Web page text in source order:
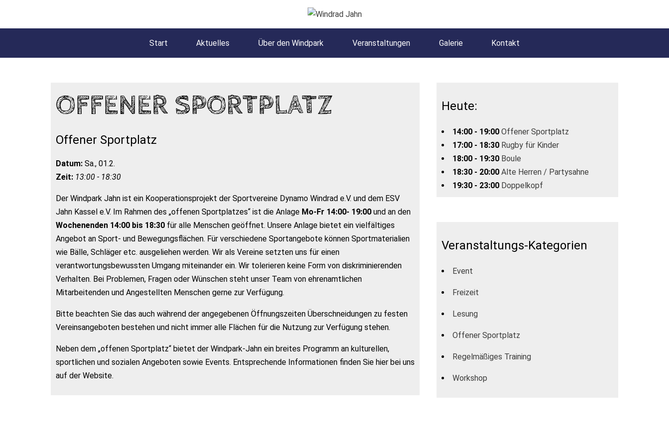
Start Aktuelles Über den Windpark Veranstaltungen Galerie Kontakt
OFFENER SPORTPLATZ
Offener Sportplatz
Datum: Sa., 01.2.
Zeit: 13:00 - 18:30
Der Windpark Jahn ist ein Kooperationsprojekt der Sportvereine Dynamo Windrad e.V. und dem ESV
Jahn Kassel e.V. Im Rahmen des „offenen Sportplatzes“ ist die Anlage Mo-Fr 14:00- 19:00 und an den
Wochenenden 14:00 bis 18:30 für alle Menschen geöffnet. Unsere Anlage bietet ein vielfältiges
Angebot an Sport- und Bewegungsflächen. Für verschiedene Sportangebote können Sportmaterialien
wie Bälle, Schläger etc. ausgeliehen werden. Wir als Vereine setzten uns für einen
verantwortungsbewussten Umgang miteinander ein. Wir tolerieren keine Form von diskriminierenden
Verhalten. Bei Problemen, Fragen oder Wünschen steht unser Team von ehrenamtlichen
Mitarbeitenden und Angestellten Menschen gerne zur Verfügung.
Bitte beachten Sie das auch während der angegebenen Öffnungszeiten Überschneidungen zu festen
Vereinsangeboten bestehen und nicht immer alle Flächen für die Nutzung zur Verfügung stehen.
Neben dem „offenen Sportplatz“ bietet der Windpark-Jahn ein breites Programm an kulturellen,
sportlichen und sozialen Angeboten sowie Events. Entsprechende Informationen finden Sie hier bei uns
auf der Website.
Heute:
14:00 - 19:00 Offener Sportplatz
17:00 - 18:30 Rugby für Kinder
18:00 - 19:30 Boule
18:30 - 20:00 Alte Herren / Partysahne
19:30 - 23:00 Doppelkopf
Veranstaltungs-Kategorien
Event
Freizeit
Lesung
Offener Sportplatz
Regelmäßiges Training
Workshop